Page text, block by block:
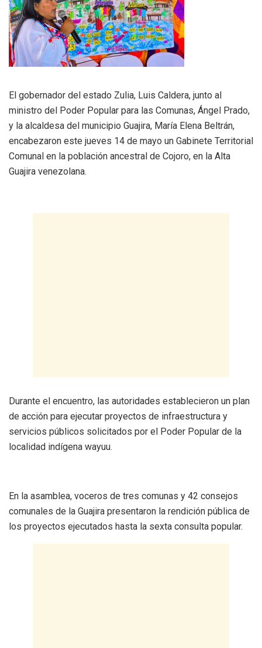
El gobernador del estado Zulia, Luis Caldera, junto al
ministro del Poder Popular para las Comunas, Ángel Prado,
y la alcaldesa del municipio Guajira, María Elena Beltrán,
encabezaron este jueves 14 de mayo un Gabinete Territorial
Comunal en la población ancestral de Cojoro, en la Alta
Guajira venezolana.
Durante el encuentro, las autoridades establecieron un plan
de acción para ejecutar proyectos de infraestructura y
servicios públicos solicitados por el Poder Popular de la
localidad indígena wayuu.
En la asamblea, voceros de tres comunas y 42 consejos
comunales de la Guajira presentaron la rendición pública de
los proyectos ejecutados hasta la sexta consulta popular.